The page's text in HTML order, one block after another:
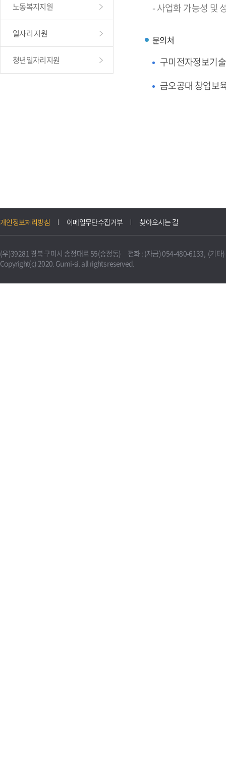
노동복지지원
일자리 지원
청년일자리지원
- 사업화 가능성 및
문의처
구미전자정보기
금오공대 창업보
개인정보처리방침 이메일무단수집거부 찾아오시는 길
(우)39281 경북 구미시 송정대로 55(송정동) 전화 : (자금) 054-480-6133, (기타
Copyright(c) 2020. Gumi-si. all rights reserved.